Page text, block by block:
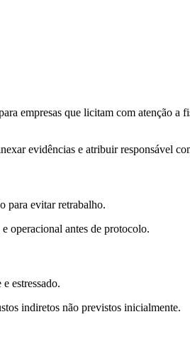
empresas que licitam com atenção
evidências e atribuir responsável
para evitar retrabalho.
operacional antes de protocolo.
estressado.
indiretos não previstos inicialmente.